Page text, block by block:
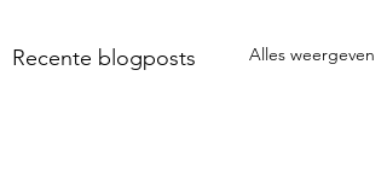
Recente blogposts Alles weergeven